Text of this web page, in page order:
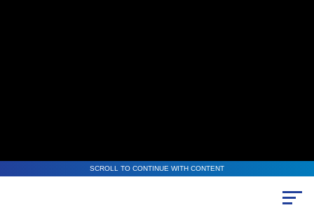
SCROLL TO CONTINUE WITH CONTENT